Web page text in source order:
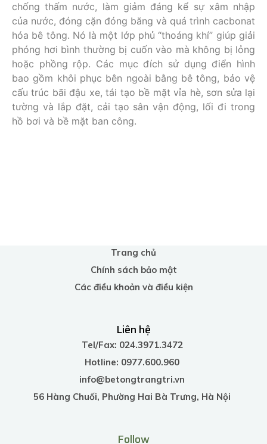
chống thấm nước, làm giảm đáng kể sự xâm nhập
của nước, đóng cặn đóng băng và quá trình cacbonat
hóa bê tông. Nó là một lớp phủ “thoáng khí” giúp giải
phóng hơi bình thường bị cuốn vào mà không bị lỏng
hoặc phồng rộp. Các mục đích sử dụng điển hình
bao gồm khôi phục bên ngoài bằng bê tông, bảo vệ
cấu trúc bãi đậu xe, tái tạo bề mặt vỉa hè, sơn sửa lại
tường và lắp đặt, cải tạo sân vận động, lối đi trong
hồ bơi và bề mặt ban công.
Trang chủ
Chính sách bảo mật
Các điều khoản và điều kiện
Liên hệ
Tel/Fax: 024.3971.3472
Hotline: 0977.600.960
info@betongtrangtri.vn
56 Hàng Chuối, Phường Hai Bà Trưng, Hà Nội
Follow